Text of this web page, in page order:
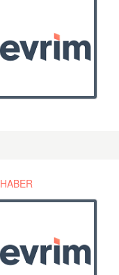
HABER